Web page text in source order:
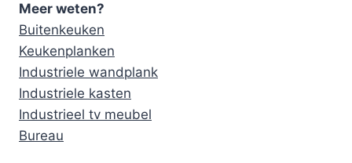
Meer weten?
Buitenkeuken
Keukenplanken
Industriele wandplank
Industriele kasten
Industrieel tv meubel
Bureau